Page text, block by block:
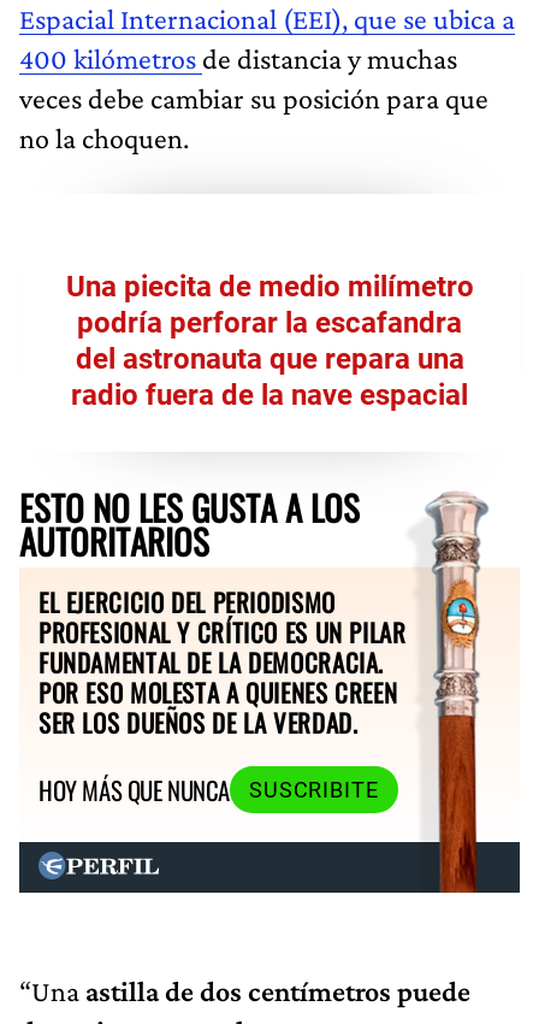
Espacial Internacional (EEI), que se ubica a
400 kilómetros de distancia y muchas
veces debe cambiar su posición para que
no la choquen.
Una piecita de medio milímetro
podría perforar la escafandra
del astronauta que repara una
radio fuera de la nave espacial
ESTO NO LES GUSTA A LOS
AUTORITARIOS
EL EJERCICIO DEL PERIODISMO
PROFESIONAL Y CRÍTICO ES UN PILAR
FUNDAMENTAL DE LA DEMOCRACIA.
POR ESO MOLESTA A QUIENES CREEN
SER LOS DUEÑOS DE LA VERDAD.
HOY MÁS QUE NUNCA
SUSCRIBITE
“Una astilla de dos centímetros puede